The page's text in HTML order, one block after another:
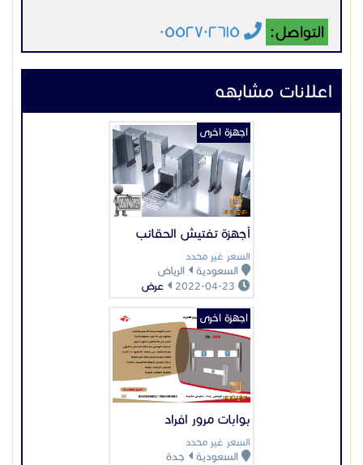
التواصل: ٠٥٥٢٧٠٢٦١٥
اعلانات مشابهه
أجهزة تفتيش الحقائب
السعر غير محدد
السعودية
الرياض
عرض
اجهزة اخرى
بوابات مرور افراد
السعر غير محدد
السعودية
جدة
اجهزة اخرى